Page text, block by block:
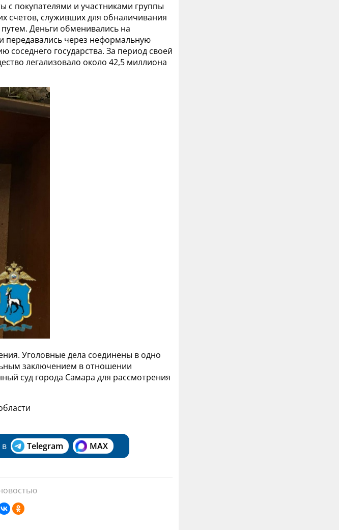
с покупателями и участниками группы
счетов, служивших для обналичивания
Деньги обменивались на
передавались через неформальную
соседнего государства. За период своей
легализовало около 42,5 миллиона
Уголовные дела соединены в одно
заключением в отношении
суд города Самара для рассмотрения
в Telegram MAX